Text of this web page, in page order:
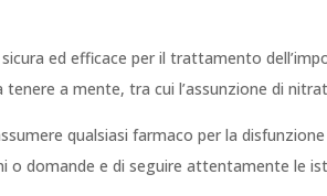
ed efficace per il trattamento
a mente, tra cui l’assunzione di
qualsiasi farmaco per la
domande e di seguire attentamente le